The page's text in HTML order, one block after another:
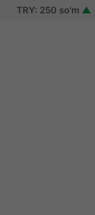
TRY: 250 so'm▲